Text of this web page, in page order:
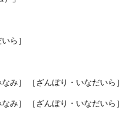
ら］
み］ ［ざんぼり・いなだいら］
み］ ［ざんぼり・いなだいら］